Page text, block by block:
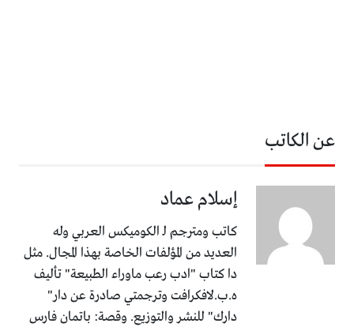
عن الكاتب
إسلام عماد
كاتب ومترجم لـ الكوميكس العربي وله
العديد من المؤلفات الخاصة بهذا المجال. مثل
دا كتاب "ادب رعب ماوراء الطبيعة" تأليف
ه.ب.لافكرافت وترجمتي صادرة عن دار"
دارك" للنشر والتوزيع. وقصة: باتمان فارس